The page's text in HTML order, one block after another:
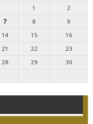
1
2
7 8
9
14 15
16
21 22
23
28 29
30